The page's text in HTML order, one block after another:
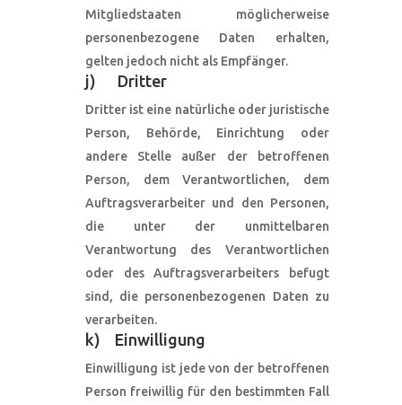
Mitgliedstaaten möglicherweise
personenbezogene Daten erhalten,
gelten jedoch nicht als Empfänger.
j) Dritter
Dritter ist eine natürliche oder juristische
Person, Behörde, Einrichtung oder
andere Stelle außer der betroffenen
Person, dem Verantwortlichen, dem
Auftragsverarbeiter und den Personen,
die unter der unmittelbaren
Verantwortung des Verantwortlichen
oder des Auftragsverarbeiters befugt
sind, die personenbezogenen Daten zu
verarbeiten.
k) Einwilligung
Einwilligung ist jede von der betroffenen
Person freiwillig für den bestimmten Fall